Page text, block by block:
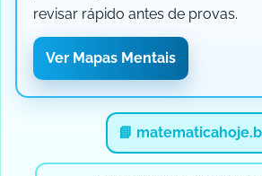
revisar rápido antes de provas.
Ver Mapas Mentais
📘